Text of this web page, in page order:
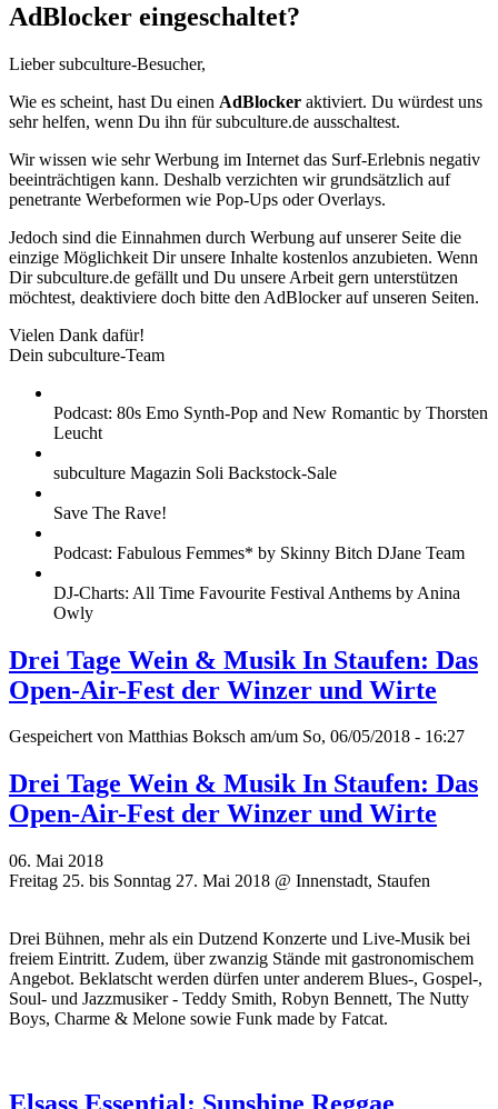
AdBlocker eingeschaltet?
Lieber subculture-Besucher,
Wie es scheint, hast Du einen AdBlocker aktiviert. Du würdest uns
sehr helfen, wenn Du ihn für subculture.de ausschaltest.
Wir wissen wie sehr Werbung im Internet das Surf-Erlebnis negativ
beeinträchtigen kann. Deshalb verzichten wir grundsätzlich auf
penetrante Werbeformen wie Pop-Ups oder Overlays.
Jedoch sind die Einnahmen durch Werbung auf unserer Seite die
einzige Möglichkeit Dir unsere Inhalte kostenlos anzubieten. Wenn
Dir subculture.de gefällt und Du unsere Arbeit gern unterstützen
möchtest, deaktiviere doch bitte den AdBlocker auf unseren Seiten.
Vielen Dank dafür!
Dein subculture-Team
Podcast: 80s Emo Synth-Pop and New Romantic by Thorsten
Leucht
subculture Magazin Soli Backstock-Sale
Save The Rave!
Podcast: Fabulous Femmes* by Skinny Bitch DJane Team
DJ-Charts: All Time Favourite Festival Anthems by Anina
Owly
Drei Tage Wein & Musik In Staufen: Das
Open-Air-Fest der Winzer und Wirte
Gespeichert von Matthias Boksch am/um So, 06/05/2018 - 16:27
Drei Tage Wein & Musik In Staufen: Das
Open-Air-Fest der Winzer und Wirte
06. Mai 2018
Freitag 25. bis Sonntag 27. Mai 2018 @ Innenstadt, Staufen
Drei Bühnen, mehr als ein Dutzend Konzerte und Live-Musik bei
freiem Eintritt. Zudem, über zwanzig Stände mit gastronomischem
Angebot. Beklatscht werden dürfen unter anderem Blues-, Gospel-,
Soul- und Jazzmusiker - Teddy Smith, Robyn Bennett, The Nutty
Boys, Charme & Melone sowie Funk made by Fatcat.